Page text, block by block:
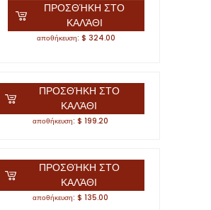
ΠΡΟΣΘΉΚΗ ΣΤΟ
ΚΑΛΆΘΙ
αποθήκευση: $ 324.00
ΠΡΟΣΘΉΚΗ ΣΤΟ
ΚΑΛΆΘΙ
αποθήκευση: $ 199.20
ΠΡΟΣΘΉΚΗ ΣΤΟ
ΚΑΛΆΘΙ
αποθήκευση: $ 135.00